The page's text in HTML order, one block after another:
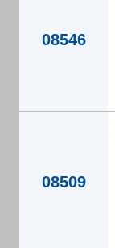
08546
08509